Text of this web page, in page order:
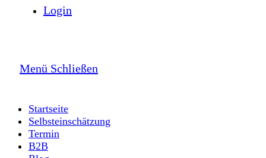
Login
Menü Schließen
Startseite
Selbsteinschätzung
Termin
B2B